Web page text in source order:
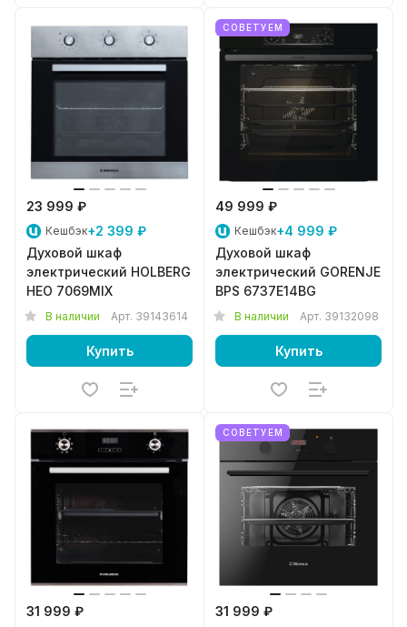
23 999 ₽
Кешбэк+2 399 ₽
Духовой шкаф
электрический HOLBERG
HEO 7069MIX
В наличии Арт. 39143614
Купить
СОВЕТУЕМ
49 999 ₽
Кешбэк+4 999 ₽
Духовой шкаф
электрический GORENJE
BPS 6737E14BG
В наличии Арт. 39132098
Купить
31 999 ₽
СОВЕТУЕМ
31 999 ₽